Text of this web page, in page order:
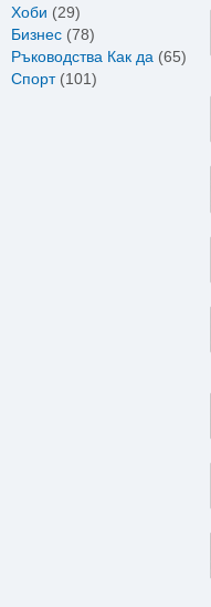
Хоби (29)
Бизнес (78)
Ръководства Как да (65)
Спорт(101)